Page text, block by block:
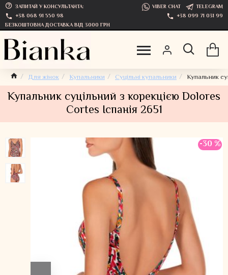
ЗАПИТАЙ У КОНСУЛЬТАНТА: VIBER CHAT
TELEGRAM
+38 068 91 550 98
+38 099 71 031 99
БЕЗКОШТОВНА ДОСТАВКА ВІД 3000 ГРН
Для жінок Купальники Суцільні купальники Купальник
Купальник суцільний з корекцією Dolores
Cortes Іспанія 2651
-30 %